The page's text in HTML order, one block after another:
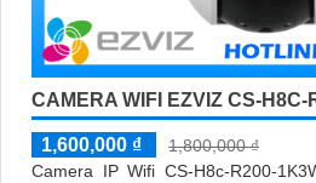
CAMERA WIFI EZVIZ CS-
1,600,000 ₫
1,800,000 ₫
Camera IP Wifi CS-H8c-R200-